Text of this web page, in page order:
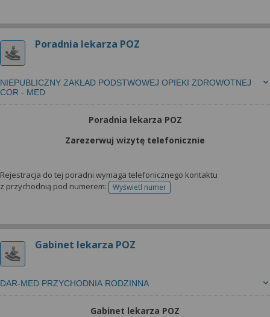
Poradnia lekarza POZ
NIEPUBLICZNY ZAKŁAD PODSTWOWEJ OPIEKI ZDROWOTNEJ
COR - MED
Poradnia lekarza POZ
Zarezerwuj wizytę telefonicznie
Rejestracja do tej poradni wymaga telefonicznego kontaktu
z przychodnią pod numerem:
Wyświetl numertelefonu do rejestracji
Gabinet lekarza POZ
DAR-MED PRZYCHODNIA RODZINNA
Gabinet lekarza POZ